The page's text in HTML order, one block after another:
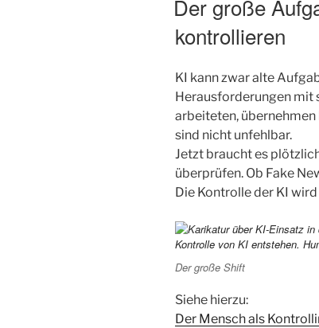
Der große
kontrollieren
KI kann zwar alte
Herausforderungen mit
arbeiteten,
sind nicht unfehlbar.
Jetzt braucht es
überprüfen. Ob Fake
Die Kontrolle der KI
Der große Shift
Siehe hierzu:
Der Mensch als